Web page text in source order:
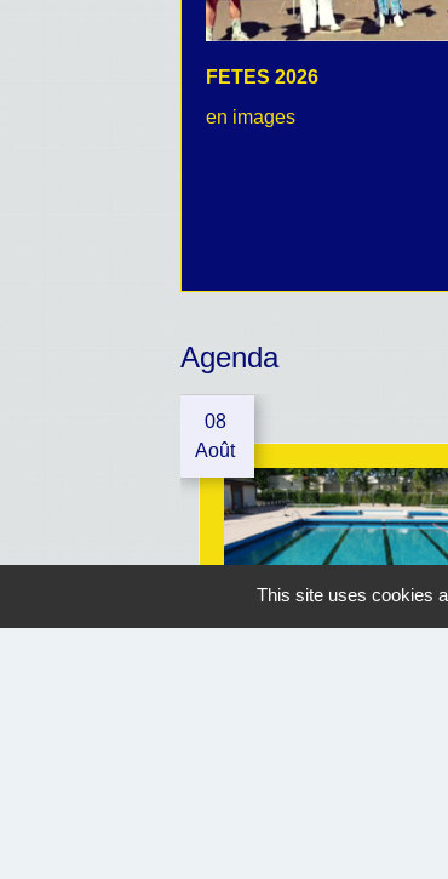
FETES 2026
en images
Agenda
08
Août
This site uses cookies